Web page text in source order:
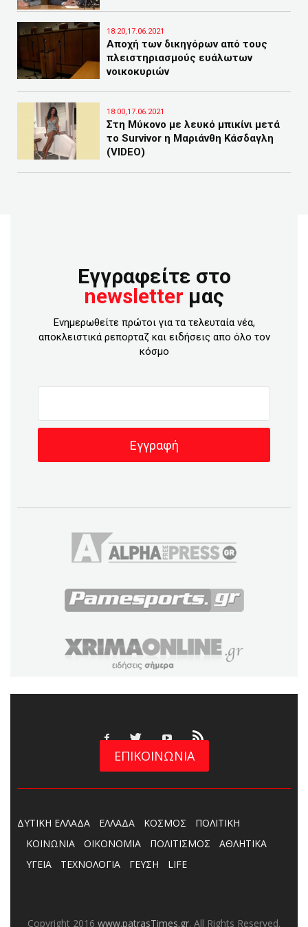
18:20,17.06.2021
Αποχή των δικηγόρων από τους
πλειστηριασμούς ευάλωτων
νοικοκυριών
18:00,17.06.2021
Στη Μύκονο με λευκό μπικίνι μετά
το Survivor η Μαριάνθη Κάσδαγλη
(VIDEO)
Εγγραφείτε στο
newsletter μας
Ενημερωθείτε πρώτοι για τα τελευταία νέα,
αποκλειστικά ρεπορταζ και ειδήσεις απο όλο τον
κόσμο
ΕΠΙΚΟΙΝΩΝΙΑ
ΔΥΤΙΚΗ ΕΛΛΑΔΑ ΕΛΛΑΔΑ ΚΟΣΜΟΣ
ΠΟΛΙΤΙΚΗ
ΚΟΙΝΩΝΙΑ
ΟΙΚΟΝΟΜΙΑ ΠΟΛΙΤΙΣΜΟΣ
ΑΘΛΗΤΙΚΑ
ΥΓΕΙΑ
ΤΕΧΝΟΛΟΓΙΑ ΓΕΥΣΗ LIFE
Copyright 2016 www.patrasTimes.gr. All Rights Reserved.